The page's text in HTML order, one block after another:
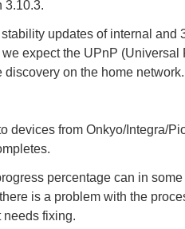
3.10.3.
updates of internal and
expect the UPnP
discovery on the home network.
devices from Onkyo/Integra/
percentage can in
is a problem with the
needs fixing.